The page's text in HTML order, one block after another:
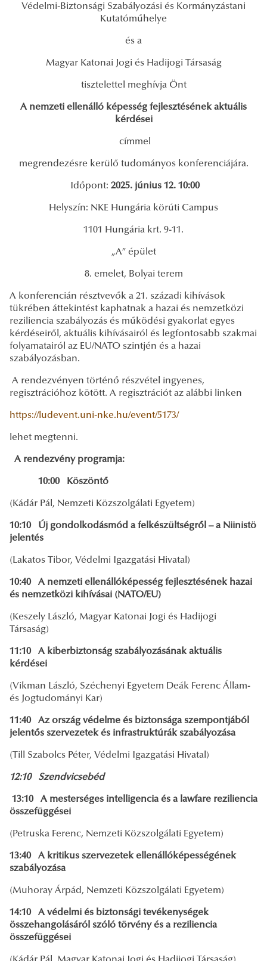
Védelmi-Biztonsági Szabályozási és Kormányzástani
Kutatóműhelye
és a
Magyar Katonai Jogi és Hadijogi Társaság
tisztelettel meghívja Önt
A nemzeti ellenálló képesség fejlesztésének aktuális
kérdései
címmel
megrendezésre kerülő tudományos konferenciájára.
Időpont: 2025. június 12. 10:00
Helyszín: NKE Hungária körúti Campus
1101 Hungária krt. 9-11.
„A” épület
8. emelet, Bolyai terem
A konferencián résztvevők a 21. századi kihívások
tükrében áttekintést kaphatnak a hazai és nemzetközi
reziliencia szabályozás és működési gyakorlat egyes
kérdéseiről, aktuális kihívásairól és legfontosabb szakmai
folyamatairól az EU/NATO szintjén és a hazai
szabályozásban.
A rendezvényen történő részvétel ingyenes,
regisztrációhoz kötött. A regisztrációt az alábbi linken
https://ludevent.uni-nke.hu/event/5173/
lehet megtenni.
A rendezvény programja:
10:00 Köszöntő
(Kádár Pál, Nemzeti Közszolgálati Egyetem)
10:10 Új gondolkodásmód a felkészültségről – a Niinistö
jelentés
(Lakatos Tibor, Védelmi Igazgatási Hivatal)
10:40 A nemzeti ellenállóképesség fejlesztésének hazai
és nemzetközi kihívásai (NATO/EU)
(Keszely László, Magyar Katonai Jogi és Hadijogi
Társaság)
11:10 A kiberbiztonság szabályozásának aktuális
kérdései
(Vikman László, Széchenyi Egyetem Deák Ferenc Állam-
és Jogtudományi Kar)
11:40 Az ország védelme és biztonsága szempontjából
jelentős szervezetek és infrastruktúrák szabályozása
(Till Szabolcs Péter, Védelmi Igazgatási Hivatal)
12:10 Szendvicsebéd
13:10 A mesterséges intelligencia és a lawfare reziliencia
összefüggései
(Petruska Ferenc, Nemzeti Közszolgálati Egyetem)
13:40 A kritikus szervezetek ellenállóképességének
szabályozása
(Muhoray Árpád, Nemzeti Közszolgálati Egyetem)
14:10 A védelmi és biztonsági tevékenységek
összehangolásáról szóló törvény és a reziliencia
összefüggései